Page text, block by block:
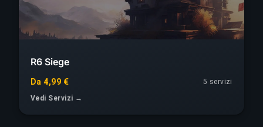
R6 Siege
Da 4,99 €
5 servizi
Vedi Servizi →